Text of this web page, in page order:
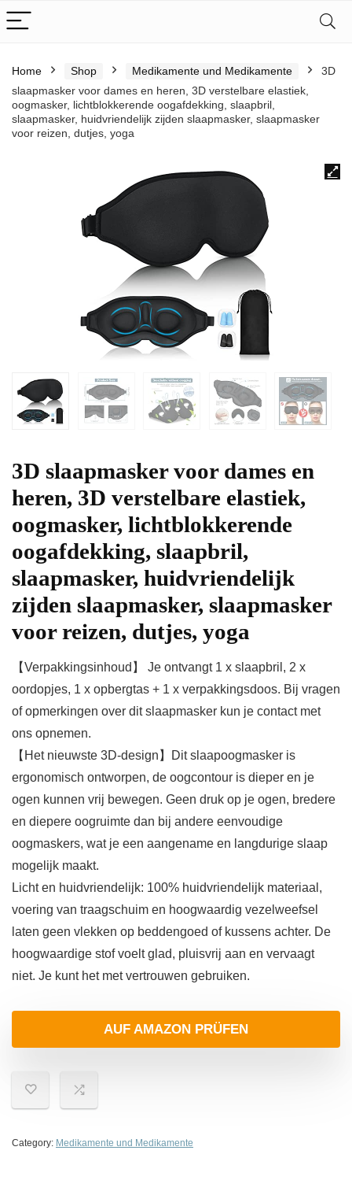
Home Shop Medikamente und Medikamente
3D
slaapmasker voor dames en heren, 3D verstelbare elastiek,
oogmasker, lichtblokkerende oogafdekking, slaapbril,
slaapmasker, huidvriendelijk zijden slaapmasker, slaapmasker
voor reizen, dutjes, yoga
3D slaapmasker voor dames en
heren, 3D verstelbare elastiek,
oogmasker, lichtblokkerende
oogafdekking, slaapbril,
slaapmasker, huidvriendelijk
zijden slaapmasker, slaapmasker
voor reizen, dutjes, yoga
【Verpakkingsinhoud】 Je ontvangt 1 x slaapbril, 2 x
oordopjes, 1 x opbergtas + 1 x verpakkingsdoos. Bij vragen
of opmerkingen over dit slaapmasker kun je contact met
ons opnemen.
【Het nieuwste 3D-design】Dit slaapoogmasker is
ergonomisch ontworpen, de oogcontour is dieper en je
ogen kunnen vrij bewegen. Geen druk op je ogen, bredere
en diepere oogruimte dan bij andere eenvoudige
oogmaskers, wat je een aangename en langdurige slaap
mogelijk maakt.
Licht en huidvriendelijk: 100% huidvriendelijk materiaal,
voering van traagschuim en hoogwaardig vezelweefsel
laten geen vlekken op beddengoed of kussens achter. De
hoogwaardige stof voelt glad, pluisvrij aan en vervaagt
niet. Je kunt het met vertrouwen gebruiken.
AUF AMAZON PRÜFEN
Category: Medikamente und Medikamente